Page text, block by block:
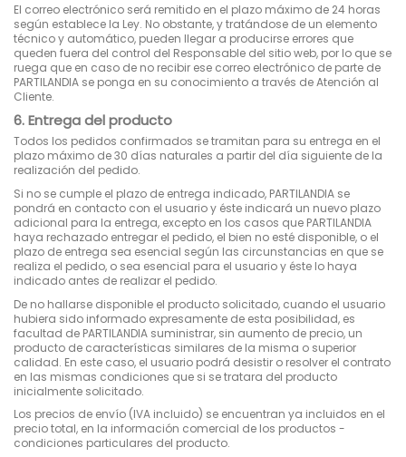
El correo electrónico será remitido en el plazo máximo de 24 horas
según establece la Ley. No obstante, y tratándose de un elemento
técnico y automático, pueden llegar a producirse errores que
queden fuera del control del Responsable del sitio web, por lo que se
ruega que en caso de no recibir ese correo electrónico de parte de
PARTILANDIA se ponga en su conocimiento a través de Atención al
Cliente.
6. Entrega del producto
Todos los pedidos confirmados se tramitan para su entrega en el
plazo máximo de 30 días naturales a partir del día siguiente de la
realización del pedido.
Si no se cumple el plazo de entrega indicado, PARTILANDIA se
pondrá en contacto con el usuario y éste indicará un nuevo plazo
adicional para la entrega, excepto en los casos que PARTILANDIA
haya rechazado entregar el pedido, el bien no esté disponible, o el
plazo de entrega sea esencial según las circunstancias en que se
realiza el pedido, o sea esencial para el usuario y éste lo haya
indicado antes de realizar el pedido.
De no hallarse disponible el producto solicitado, cuando el usuario
hubiera sido informado expresamente de esta posibilidad, es
facultad de PARTILANDIA suministrar, sin aumento de precio, un
producto de características similares de la misma o superior
calidad. En este caso, el usuario podrá desistir o resolver el contrato
en las mismas condiciones que si se tratara del producto
inicialmente solicitado.
Los precios de envío (IVA incluido) se encuentran ya incluidos en el
precio total, en la información comercial de los productos -
condiciones particulares del producto.